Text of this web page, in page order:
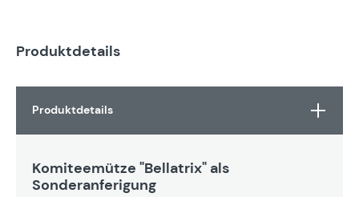
Produktdetails
Produktdetails
Komiteemütze "Bellatrix" als
Sonderanferigung